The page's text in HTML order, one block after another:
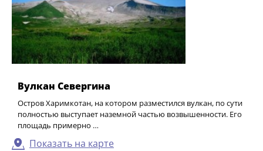
Вулкан Севергина
Остров Харимкотан, на котором разместился вулкан, по сути
полностью выступает наземной частью возвышенности. Его
площадь примерно …
Показать на карте